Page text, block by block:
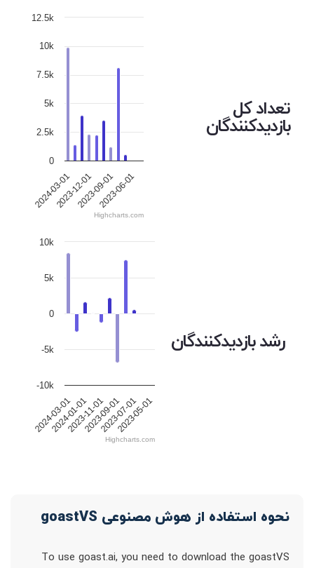
تعداد کل
بازدیدکنندگان
2024-03-012023-09-01
2023-12-012023-06-01
0
2.5k
5k
7.5k
10k
12.5k
Highcharts.com
رشد بازدیدکنندگان
2024-03-01
2024-01-01
2023-11-01
2023-09-01
2023-07-01
2023-05-01
-10k
-5k
0
5k
10k
Highcharts.com
نحوه استفاده از هوش مصنوعی goastVS
To use goast.ai, you need to download the goastVS